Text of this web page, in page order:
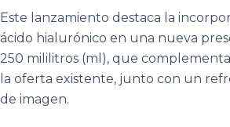
Este lanzamiento destaca la
ácido hialurónico en una nueva
250 mililitros (ml), que
la oferta existente, junto con un
de imagen.